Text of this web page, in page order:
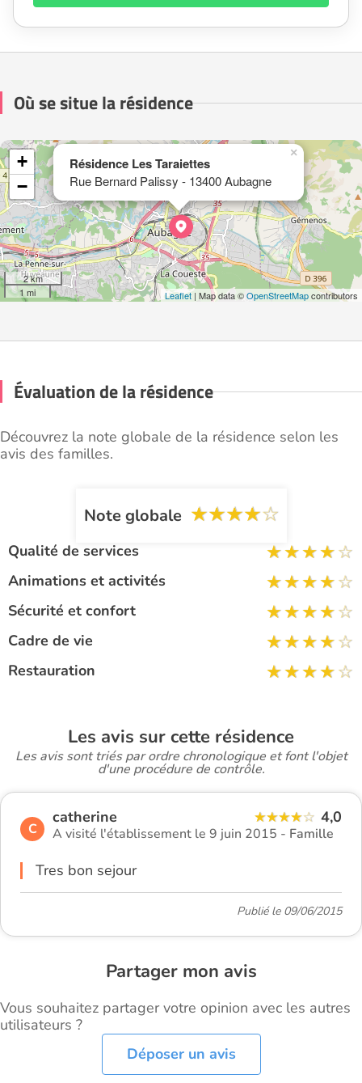
Où se situe la résidence
Résidence Les Taraiettes
Rue Bernard Palissy - 13400 Aubagne
×
+
−
2 km
1 mi
Leaflet | Map data ©OpenStreetMapcontributors
Évaluation de la résidence
Découvrez la note globale de la résidence selon les
avis des familles.
Note globale
Qualité de services
Animations et activités
Sécurité et confort
Cadre de vie
Restauration
Les avis sur cette résidence
Les avis sont triés par ordre chronologique et font l'objet
d'une procédure de contrôle.
C
catherine 4,0
A visité l'établissement le 9 juin 2015 - Famille
Tres bon sejour
Publié le 09/06/2015
Partager mon avis
Vous souhaitez partager votre opinion avec les autres
utilisateurs ?
Déposer un avis